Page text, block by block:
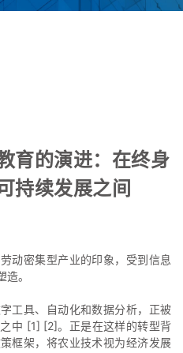
育的演进：在终身
持续发展之间
动密集型产业的印象，受到信息
。
工具、自动化和数据分析，正被
中 [1] [2]。正是在这样的转型背
框架，将农业技术视为经济发展